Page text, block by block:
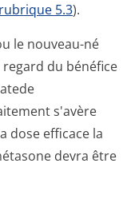
rubrique 5.3).
le nouveau-né
du bénéfice
s'avère
dose efficace la
devra être